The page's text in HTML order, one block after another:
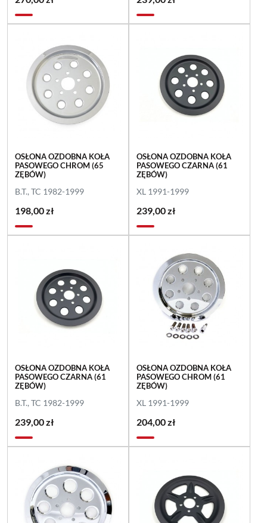
OSŁONA OZDOBNA KOŁA
PASOWEGO CHROM (65
ZĘBÓW)
B.T., TC 1982-1999
198,00 zł
OSŁONA OZDOBNA KOŁA
PASOWEGO CZARNA (61
ZĘBÓW)
XL 1991-1999
239,00 zł
OSŁONA OZDOBNA KOŁA
PASOWEGO CZARNA (61
ZĘBÓW)
B.T., TC 1982-1999
239,00 zł
OSŁONA OZDOBNA KOŁA
PASOWEGO CHROM (61
ZĘBÓW)
XL 1991-1999
204,00 zł